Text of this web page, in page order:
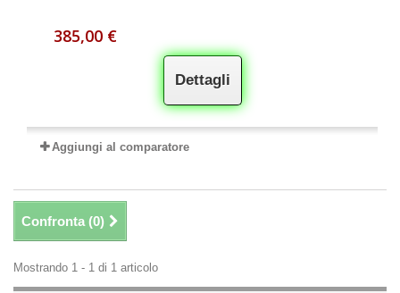
385,00 €
Dettagli
Aggiungi al comparatore
Confronta (0)
Mostrando 1 - 1 di 1 articolo